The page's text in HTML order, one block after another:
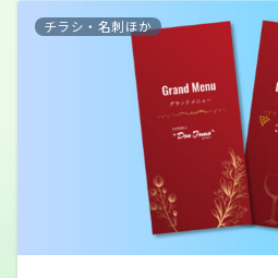
チラシ・名刺ほか